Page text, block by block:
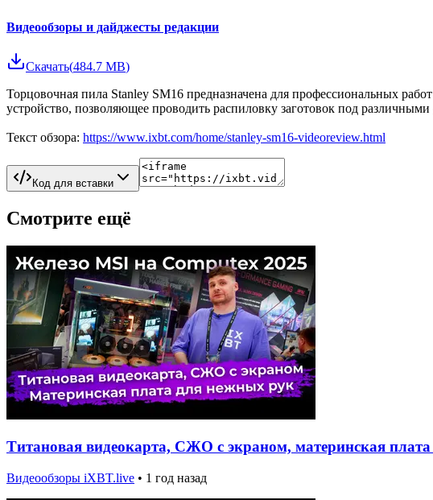
Видеообзоры и дайджесты редакции
Скачать(484.7 MB)
Торцовочная пила Stanley SM16 предназначена для профессиональных
устройство, позволяющее проводить распиловку заготовок под
Текст обзора: https://www.ixbt.com/home/stanley-sm16-videoreview.html
Код для вставки
Смотрите ещё
Титановая видеокарта, СЖО с экраном, материнская
Видеообзоры iXBT.live • 1 год назад